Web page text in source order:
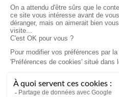
Notre service client est ouvert
Nous contacter
Conditions générales